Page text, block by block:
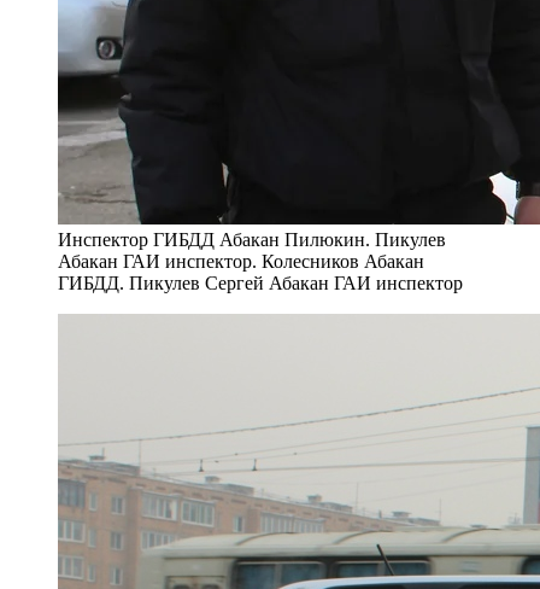
Инспектор ГИБДД Абакан Пилюкин. Пикулев
Абакан ГАИ инспектор. Колесников Абакан
ГИБДД. Пикулев Сергей Абакан ГАИ инспектор